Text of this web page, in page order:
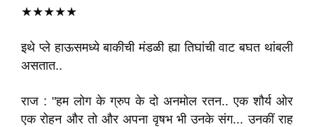
★★★★★
इथे प्ले हाऊसमध्ये बाकीची मंडळी ह्या तिघांची वाट बघत थांबली
असतात..
राज : "हम लोग के ग्रुप के दो अनमोल रतन.. एक शौर्य ओर
एक रोहन और तो और अपना वृषभ भी उनके संग... उनकीं राह